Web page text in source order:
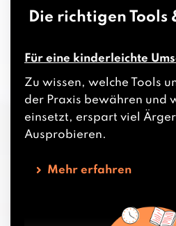
Die richtigen Tools
Für eine kinderleichte
Zu wissen, welche Tools
der Praxis bewähren und
einsetzt, erspart viel
Ausprobieren.
Mehr erfahren